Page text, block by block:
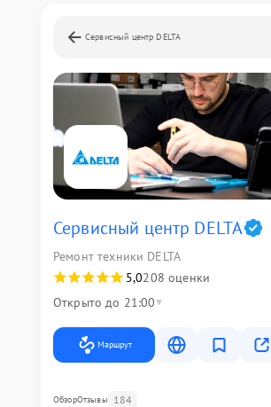
Сервисный центр DELTA
Сервисный центр DELTA
Ремонт техники DELTA
5,0208 оценки
Открыто до 21:00
Маршрут
ОбзорОтзывы 184